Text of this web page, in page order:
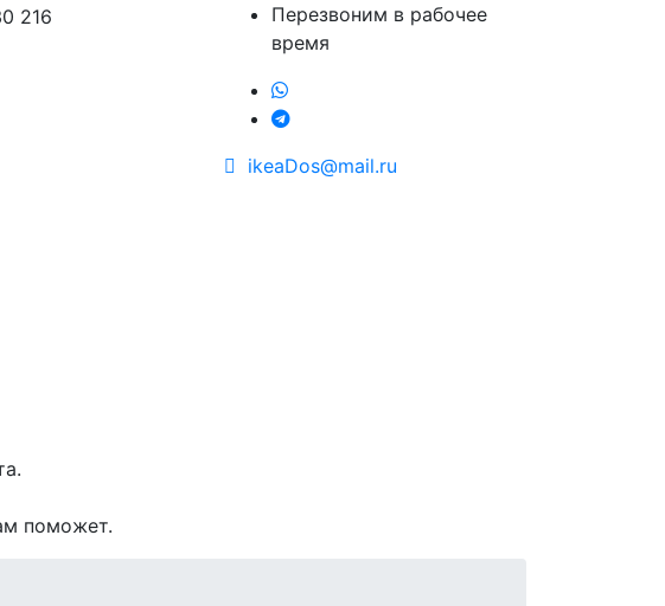
Перезвоним в рабочее
время
ikeaDos@mail.ru
поможет.